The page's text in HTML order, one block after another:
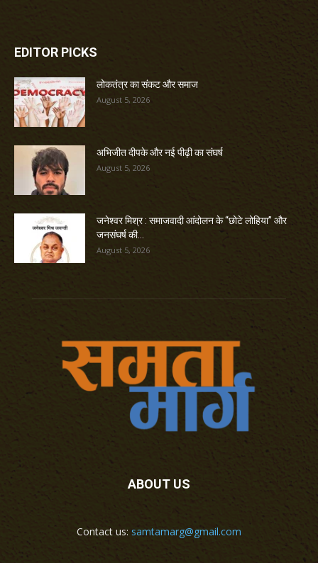
EDITOR PICKS
लोकतंत्र का संकट और समाज
August 5, 2026
अभिजीत दीपके और नई पीढ़ी का संघर्ष
August 5, 2026
जनेश्वर मिश्र : समाजवादी आंदोलन के “छोटे लोहिया” और
जनसंघर्ष की...
August 5, 2026
ABOUT US
Contact us: samtamarg@gmail.com